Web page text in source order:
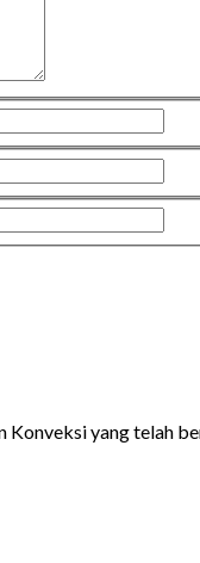
Konveksi yang telah